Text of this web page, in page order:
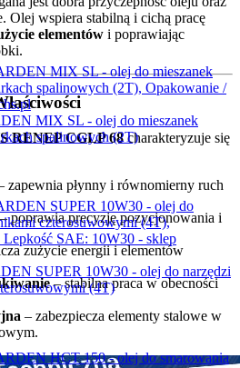
Olej wspiera stabilną i cichą pracę
elementów i poprawiając
RENEP CGLP 68charakteryzuje się
zapewnia płynny i równomierny ruch
poprawia precyzję pozycjonowania i
zużycie energii i elementów
– stabilna praca w obecności
– zabezpiecza elementy stalowe w
MIX SL - olej do mieszanek
spalinowych (2T)
SUPER 10W30 - olej do narzędzi
(4T)